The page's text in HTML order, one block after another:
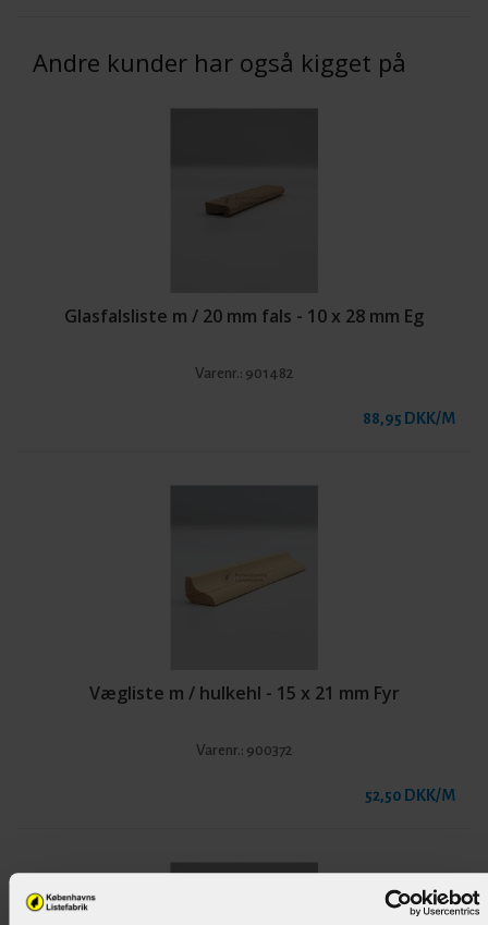
Andre kunder har også kigget på
Glasfalsliste m / 20 mm fals - 10 x 28 mm Eg
Varenr.: 901482
88,95 DKK/M
Vægliste m / hulkehl - 15 x 21 mm Fyr
Varenr.: 900372
52,50 DKK/M